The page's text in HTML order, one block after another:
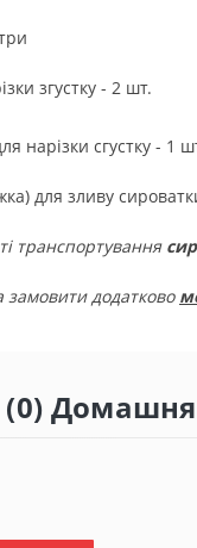
згустку - 2 шт.
нарізки сгустку - 1
для зливу
транспортування
додатково
(0)